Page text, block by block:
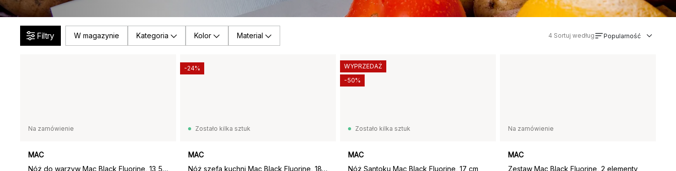
Filtry W magazynie Kategoria Kolor Material 4 Sortuj według Popularność
Na zamówienie
MAC
Nóż do warzyw Mac Black Fluorine, 13,5 cm
Zostało kilka sztuk
MAC
Nóż szefa kuchni Mac Black Fluorine, 18 cm
-24%
Zostało kilka sztuk
MAC
Nóż Santoku Mac Black Fluorine, 17 cm
WYPRZEDAŻ
-50%
Na zamówienie
MAC
Zestaw Mac Black Fluorine, 2 elementy